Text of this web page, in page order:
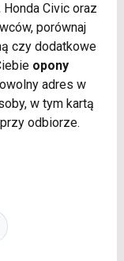
Honda Civic oraz
porównaj
czy dodatkowe
opony
adres w
w tym kartą
odbiorze.